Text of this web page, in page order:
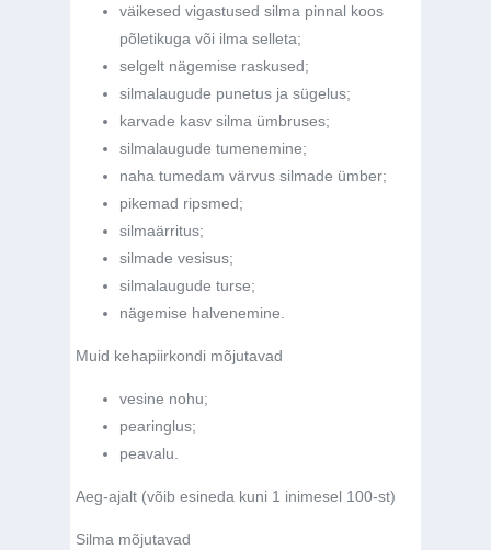
väikesed vigastused silma pinnal koos
põletikuga või ilma selleta;
selgelt nägemise raskused;
silmalaugude punetus ja sügelus;
karvade kasv silma ümbruses;
silmalaugude tumenemine;
naha tumedam värvus silmade ümber;
pikemad ripsmed;
silmaärritus;
silmade vesisus;
silmalaugude turse;
nägemise halvenemine.
Muid kehapiirkondi mõjutavad
vesine nohu;
pearinglus;
peavalu.
Aeg-ajalt (võib esineda kuni 1 inimesel 100-st)
Silma mõjutavad